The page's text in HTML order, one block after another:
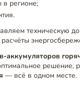
в регионе;
техническую
аккумуляторов
решение,
— всё в одном месте.